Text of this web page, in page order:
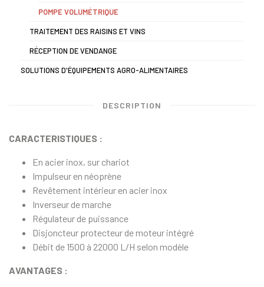
POMPE VOLUMÉTRIQUE
TRAITEMENT DES RAISINS ET VINS
RÉCEPTION DE VENDANGE
SOLUTIONS D'ÉQUIPEMENTS AGRO-ALIMENTAIRES
DESCRIPTION
CARACTERISTIQUES :
En acier inox, sur chariot
Impulseur en néoprène
Revêtement intérieur en acier inox
Inverseur de marche
Régulateur de puissance
Disjoncteur protecteur de moteur intégré
Débit de 1500 à 22000 L/H selon modèle
AVANTAGES :